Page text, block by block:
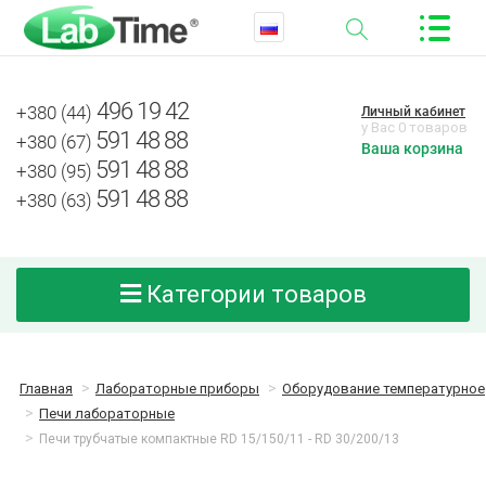
+380 (44) 496 19 42
+380 (67) 591 48 88
+380 (95) 591 48 88
+380 (63) 591 48 88
Личный кабинет
у Вас 0 товаров
Ваша корзина
Категории товаров
Главная Лабораторные приборы
Оборудование температурное
Печи лабораторные
Печи трубчатые компактные RD 15/150/11 - RD 30/200/13